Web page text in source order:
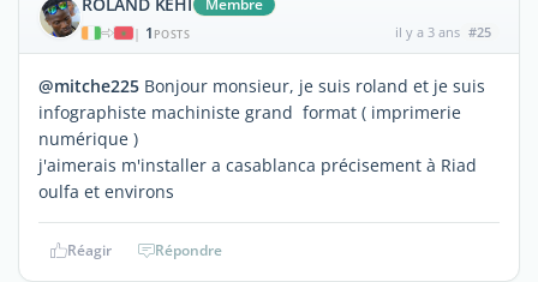
| 1 POSTS il y a 3 ans #25
@mitche225 Bonjour monsieur, je suis roland et je suis
infographiste machiniste grand format ( imprimerie
numérique )
j'aimerais m'installer a casablanca précisement à Riad
oulfa et environs
Réagir Répondre